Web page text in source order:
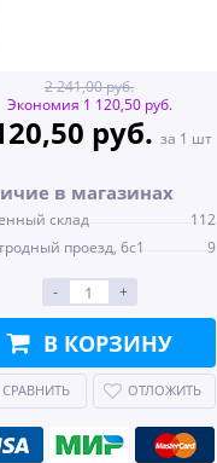
2 241,00 руб.
Экономия 1 120,50 руб.
руб. за 1 шт
в магазинах
склад
112
проезд, 6с1
9
- +
В КОРЗИНУ
СРАВНИТЬ ОТЛОЖИТЬ